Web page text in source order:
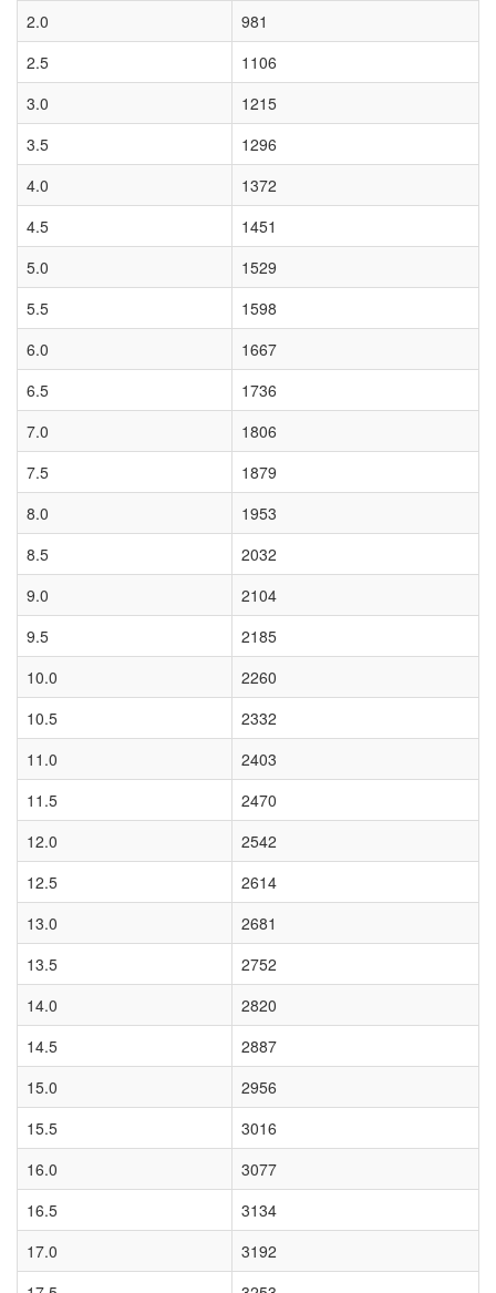
2.0
981
2.5
1106
3.0
1215
3.5
1296
4.0
1372
4.5
1451
5.0
1529
5.5
1598
6.0
1667
6.5
1736
7.0
1806
7.5
1879
8.0
1953
8.5
2032
9.0
2104
9.5
2185
10.0
2260
10.5
2332
11.0
2403
11.5
2470
12.0
2542
12.5
2614
13.0
2681
13.5
2752
14.0
2820
14.5
2887
15.0
2956
15.5
3016
16.0
3077
16.5
3134
17.0
3192